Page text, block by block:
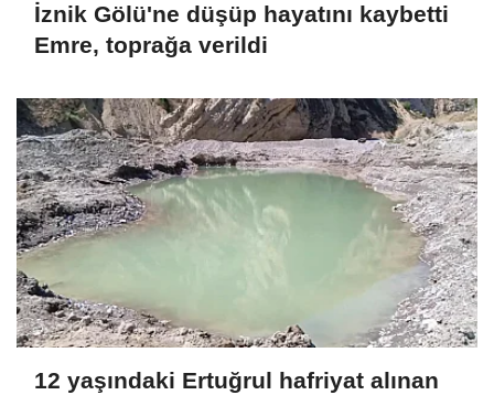
İznik Gölü'ne düşüp hayatını kaybetti
Emre, toprağa verildi
12 yaşındaki Ertuğrul hafriyat alınan